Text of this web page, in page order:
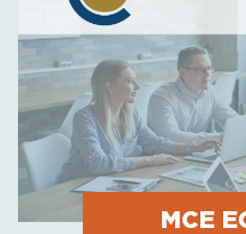
MCE